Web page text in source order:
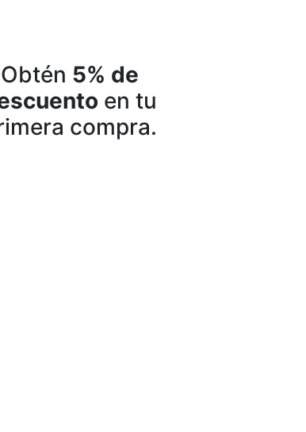
Obtén 5% de
en tu
compra.